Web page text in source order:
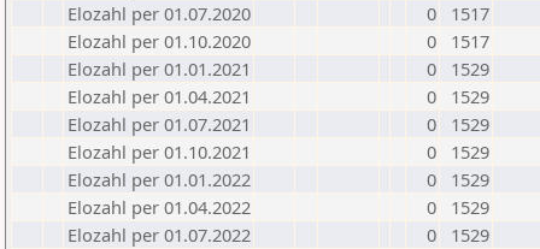
Elozahl per 01.07.2020
0
1517
Elozahl per 01.10.2020
0
1517
Elozahl per 01.01.2021
0
1529
Elozahl per 01.04.2021
0
1529
Elozahl per 01.07.2021
0
1529
Elozahl per 01.10.2021
0
1529
Elozahl per 01.01.2022
0
1529
Elozahl per 01.04.2022
0
1529
Elozahl per 01.07.2022
0
1529